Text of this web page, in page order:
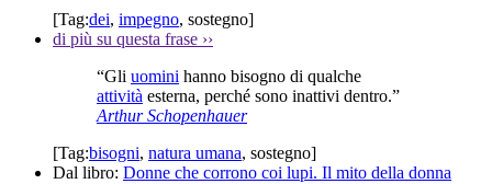
[Tag:dei, impegno, sostegno]
di più su questa frase ››
“Gli uomini hanno bisogno di qualche
attività esterna, perché sono inattivi dentro.”
Arthur Schopenhauer
[Tag:bisogni, natura umana, sostegno]
Dal libro: Donne che corrono coi lupi. Il mito della donna